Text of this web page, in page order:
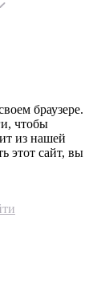
браузере.
чтобы
из нашей
этот сайт, вы